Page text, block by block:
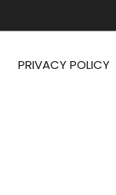
PRIVACY POLICY